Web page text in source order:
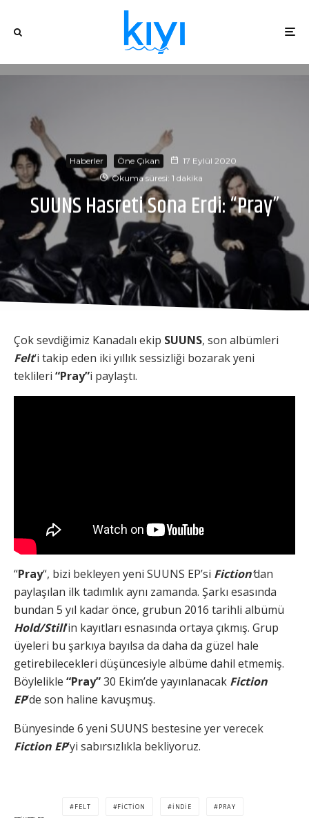
Haberler Öne Çıkan
17 Eylül 2020
Okuma süresi: 1 dakika
SUUNS Hasreti Sona Erdi: “Pray”
Çok sevdiğimiz Kanadalı ekip SUUNS, son albümleri
Felt‘i takip eden iki yıllık sessizliği bozarak yeni
teklileri “Pray”i paylaştı.
“Pray“, bizi bekleyen yeni SUUNS EP’si Fiction’dan
paylaşılan ilk tadımlık aynı zamanda. Şarkı esasında
bundan 5 yıl kadar önce, grubun 2016 tarihli albümü
Hold/Still‘in kayıtları esnasında ortaya çıkmış. Grup
üyeleri bu şarkıya bayılsa da daha da güzel hale
getirebilecekleri düşüncesiyle albüme dahil etmemiş.
Böylelikle “Pray”30 Ekim’de yayınlanacak Fiction
EP‘de son haline kavuşmuş.
Bünyesinde 6 yeni SUUNS bestesine yer verecek
Fiction EP‘yi sabırsızlıkla bekliyoruz.
FELT FICTION INDIE PRAY